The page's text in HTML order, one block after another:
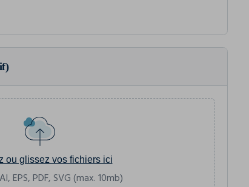
ou glissez vos fichiers ici
EPS, PDF, SVG (max. 10mb)